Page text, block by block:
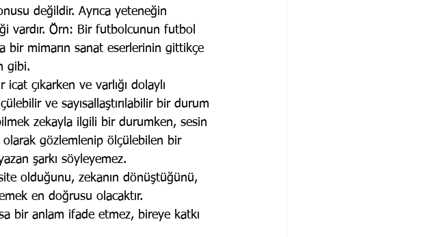
değildir. Ayrıca yeteneğin
vardır. Örn: Bir futbolcunun futbol
bir mimarın sanat eserlerinin gittikçe
gibi.
çıkarken ve varlığı dolaylı
ve sayısallaştırılabilir bir durum
zekayla ilgili bir durumken, sesin
gözlemlenip ölçülebilen bir
şarkı söyleyemez.
olduğunu, zekanın dönüştüğünü,
en doğrusu olacaktır.
bir anlam ifade etmez, bireye katkı